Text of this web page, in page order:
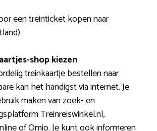
een treinticket kopen naar
shop kiezen
treinkaartje bestellen naar
kan het handigst via internet. Je
maken van zoek- en
Treinreiswinkel.nl,
of Omio. Je kunt ook informeren